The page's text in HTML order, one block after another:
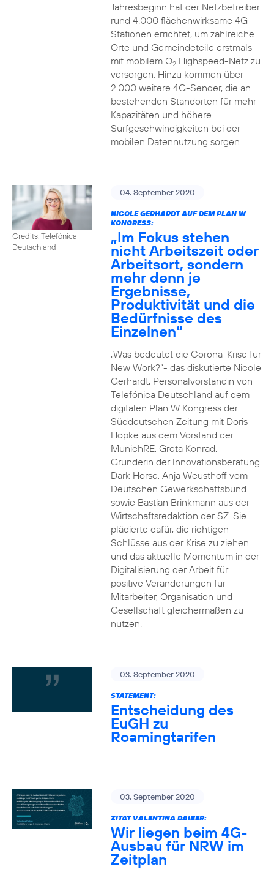
Jahresbeginn hat der Netzbetreiber
rund 4.000 flächenwirksame 4G-
Stationen errichtet, um zahlreiche
Orte und Gemeindeteile erstmals
mit mobilem O2Highspeed-Netz zu
versorgen. Hinzu kommen über
2.000 weitere 4G-Sender, die an
bestehenden Standorten für mehr
Kapazitäten und höhere
Surfgeschwindigkeiten bei der
mobilen Datennutzung sorgen.
Credits: Telefónica
Deutschland
04. September 2020
NICOLE GERHARDT AUF DEM PLAN W
KONGRESS:
„Im Fokus stehen
nicht Arbeitszeit oder
Arbeitsort, sondern
mehr denn je
Ergebnisse,
Produktivität und die
Bedürfnisse des
Einzelnen“
„Was bedeutet die Corona-Krise für
New Work?“- das diskutierte Nicole
Gerhardt, Personalvorständin von
Telefónica Deutschland auf dem
digitalen Plan W Kongress der
Süddeutschen Zeitung mit Doris
Höpke aus dem Vorstand der
MunichRE, Greta Konrad,
Gründerin der Innovationsberatung
Dark Horse, Anja Weusthoff vom
Deutschen Gewerkschaftsbund
sowie Bastian Brinkmann aus der
Wirtschaftsredaktion der SZ. Sie
plädierte dafür, die richtigen
Schlüsse aus der Krise zu ziehen
und das aktuelle Momentum in der
Digitalisierung der Arbeit für
positive Veränderungen für
Mitarbeiter, Organisation und
Gesellschaft gleichermaßen zu
nutzen.
03. September 2020
STATEMENT:
Entscheidung des
EuGH zu
Roamingtarifen
03. September 2020
ZITAT VALENTINA DAIBER:
Wir liegen beim 4G-
Ausbau für NRW im
Zeitplan